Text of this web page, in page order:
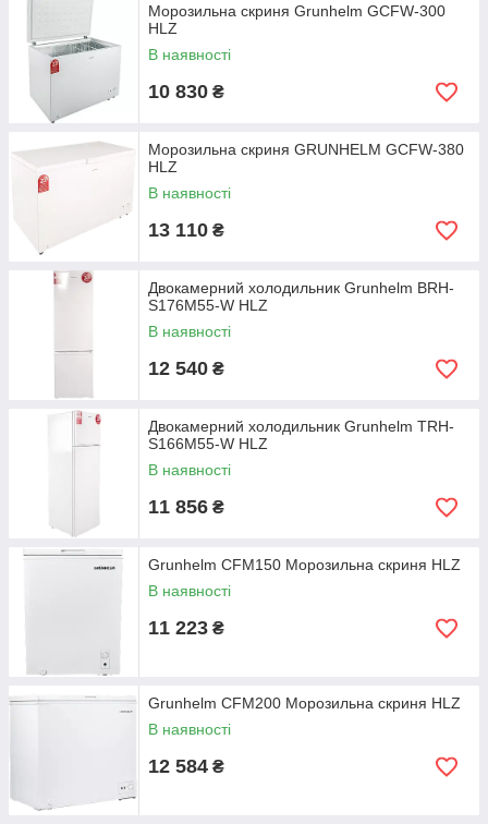
Морозильна скриня Grunhelm GCFW-300
HLZ
В наявності
10 830 ₴
Морозильна скриня GRUNHELM GCFW-380
HLZ
В наявності
13 110 ₴
Двокамерний холодильник Grunhelm BRH-
S176M55-W HLZ
В наявності
12 540 ₴
Двокамерний холодильник Grunhelm TRH-
S166M55-W HLZ
В наявності
11 856 ₴
Grunhelm CFM150 Морозильна скриня HLZ
В наявності
11 223 ₴
Grunhelm CFM200 Морозильна скриня HLZ
В наявності
12 584 ₴